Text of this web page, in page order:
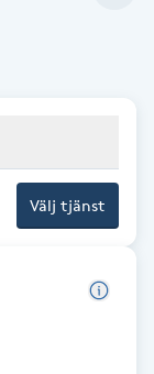
Välj tjänst